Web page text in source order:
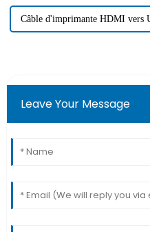
Câble d'imprimante HDMI vers
Leave Your Message